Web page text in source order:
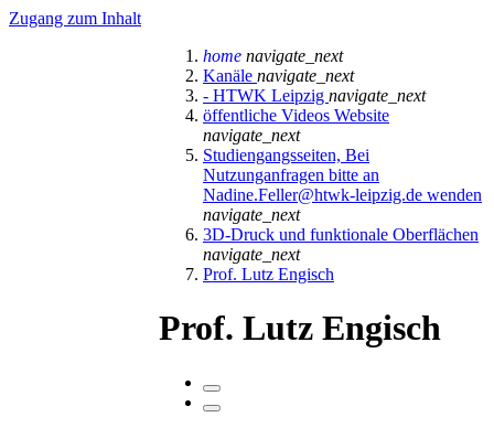
Zugang zum Inhalt
home navigate_next
Kanäle navigate_next
- HTWK Leipzig navigate_next
öffentliche Videos Website
navigate_next
Studiengangsseiten, Bei
Nutzunganfragen bitte an
Nadine.Feller@htwk-leipzig.de wenden
navigate_next
3D-Druck und funktionale Oberflächen
navigate_next
Prof. Lutz Engisch
Prof. Lutz Engisch